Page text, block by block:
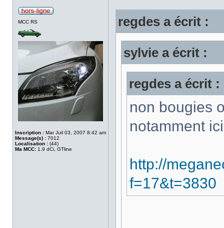
MCC RS
Inscription : Mar Juil 03, 2007 8:42 am
Message(s) : 7012
Localisation : (44)
Ma MCC: 1.9 dCi, GTline
regdes a écrit :
sylvie a écrit :
regdes a écrit :
non bougies
notamment ici
http://
f=17&t=3830